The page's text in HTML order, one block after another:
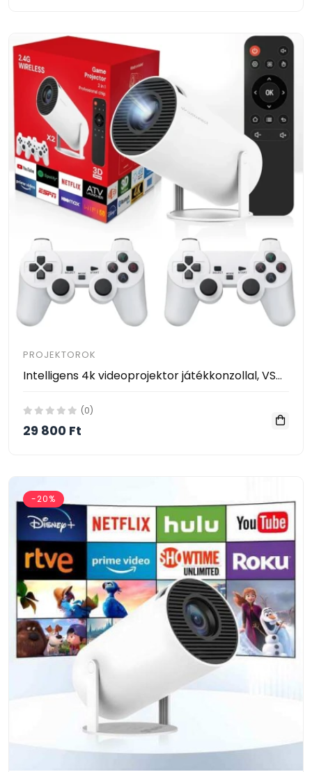
PROJEKTOROK
Intelligens 4k videoprojektor játékkonzollal, VSM, Android TV 11.0, távirányító, WiFi 6, Bluetooth 5.0
(0)
29 800 Ft
-20%